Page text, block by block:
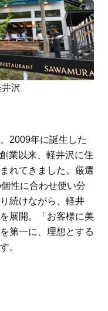
沢
2009年に誕生した
業以来、軽井沢に住
れてきました。厳選
性に合わせ使い分
続けながら、軽井
展開。「お客様に美
第一に、理想とする
。